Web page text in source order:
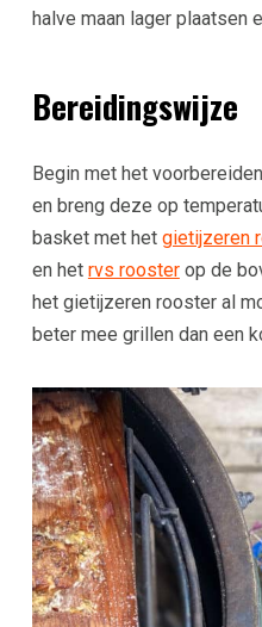
halve maan lager plaatsen
Bereidingswijze
Begin met het
en breng deze op
basket met het gietijzeren
en het rvs roosterop de
het gietijzeren rooster al
beter mee grillen dan een